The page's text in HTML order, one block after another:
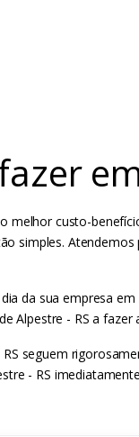
melhor custo-
simples.
da sua empresa
Alpestre - RS a fazer
seguem
- RS